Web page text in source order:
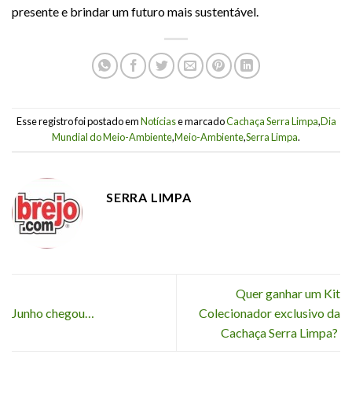
presente e brindar um futuro mais sustentável.
Esse registro foi postado emNotíciase marcadoCachaça Serra Limpa,Dia
Mundial do Meio-Ambiente,Meio-Ambiente,Serra Limpa.
SERRA LIMPA
Junho chegou…
Quer ganhar um Kit
Colecionador exclusivo da
Cachaça Serra Limpa?